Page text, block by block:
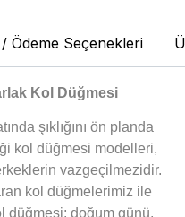
Ödeme Seçenekleri
Kol Düğmesi
şıklığını ön planda
kol düğmesi modelleri,
vazgeçilmezidir.
kol düğmelerimiz ile
düğmesi; doğum günü,